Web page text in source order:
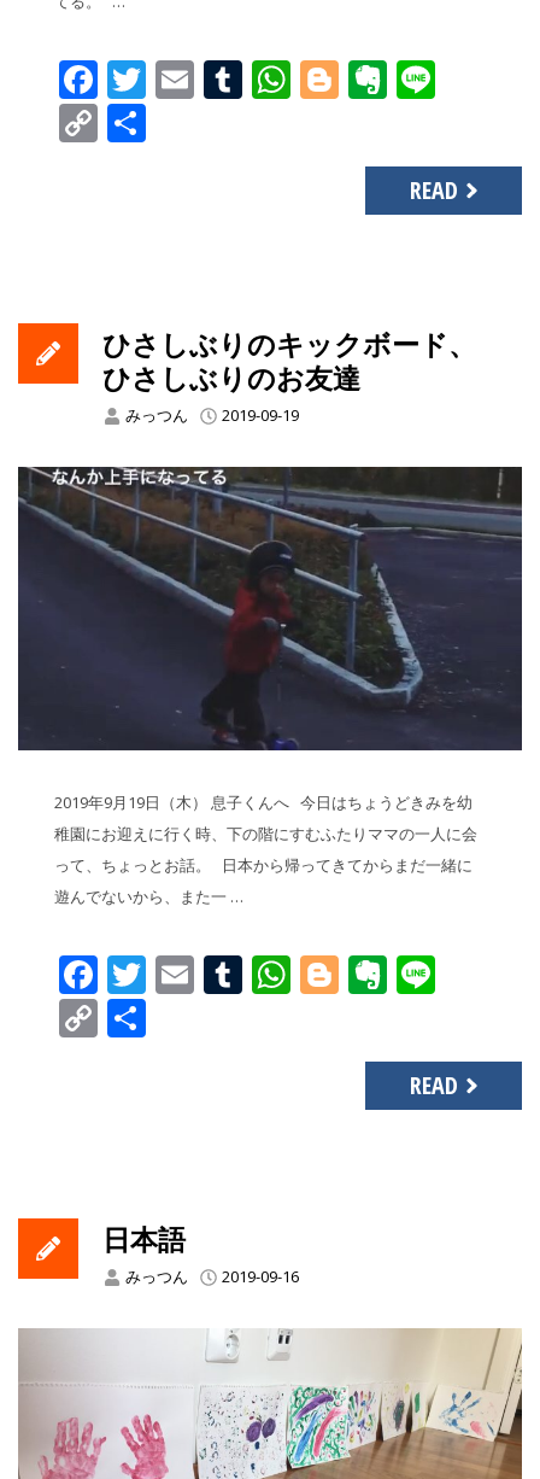
Facebook
Twitter
EmailTumblr
WhatsApp
Blogger
Copy
READ
ひさしぶりのキックボード、
ひさしぶりのお友達
みっつん 2019-09-19
2019年9月19日（木） 息子くんへ 今日はちょうどきみを幼
稚園にお迎えに行く時、下の階にすむふたりママの一人に会
って、ちょっとお話。 日本から帰ってきてからまだ一緒に
遊んでないから、また一 …
Facebook
Twitter
EmailTumblr
WhatsApp
Blogger
Copy
READ
日本語
みっつん 2019-09-16